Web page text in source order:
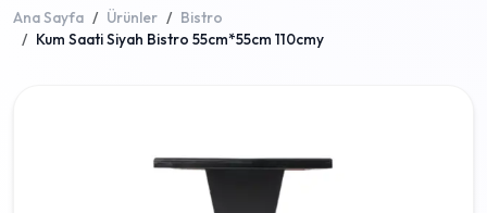
Ana Sayfa Ürünler
Bistro
Kum Saati Siyah Bistro 55cm*55cm 110cmy